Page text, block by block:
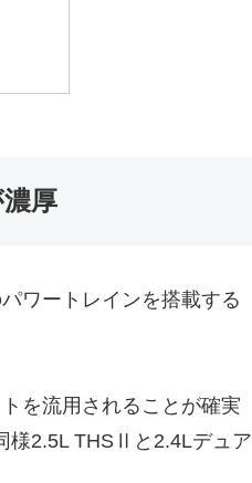
厚
ワートレインを搭載する
を流用されることが確実
様2.5L THSⅡと2.4Lデュア